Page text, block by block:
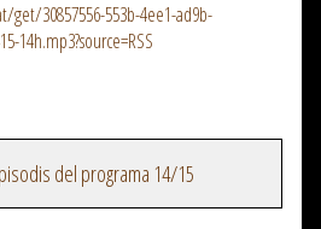
get/30857556-553b-4ee1-ad9b-
14h.mp3?source=RSS
del programa 14/15